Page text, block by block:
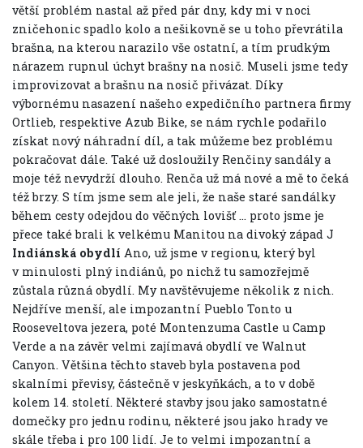
větší problém nastal až před pár dny, kdy mi v noci
zničehonic spadlo kolo a nešikovně se u toho převrátila
brašna, na kterou narazilo vše ostatní, a tím prudkým
nárazem rupnul úchyt brašny na nosič. Museli jsme tedy
improvizovat a brašnu na nosič přivázat. Díky
výbornému nasazení našeho expedičního partnera firmy
Ortlieb, respektive Azub Bike, se nám rychle podařilo
získat nový náhradní díl, a tak můžeme bez problému
pokračovat dále. Také už dosloužily Renčiny sandály a
moje též nevydrží dlouho. Renča už má nové a mě to čeká
též brzy. S tím jsme sem ale jeli, že naše staré sandálky
během cesty odejdou do věčných lovišť … proto jsme je
přece také brali k velkému Manitou na divoký západ J
Indiánská obydlí Ano, už jsme v regionu, který byl
v minulosti plný indiánů, po nichž tu samozřejmě
zůstala různá obydlí. My navštěvujeme několik z nich.
Nejdříve menší, ale impozantní Pueblo Tonto u
Rooseveltova jezera, poté Montenzuma Castle u Camp
Verde a na závěr velmi zajímavá obydlí ve Walnut
Canyon. Většina těchto staveb byla postavena pod
skalními převisy, částečně v jeskyňkách, a to v době
kolem 14. století. Některé stavby jsou jako samostatné
domečky pro jednu rodinu, některé jsou jako hrady ve
skále třeba i pro 100 lidí. Je to velmi impozantní a